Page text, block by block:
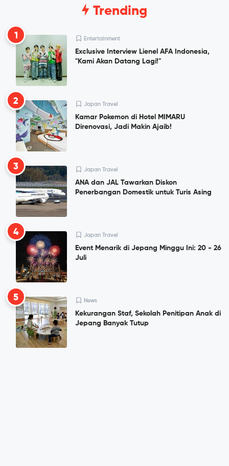
Trending
1 Entertainment
Exclusive Interview Lienel AFA Indonesia,
"Kami Akan Datang Lagi!"
2 Japan Travel
Kamar Pokemon di Hotel MIMARU
Direnovasi, Jadi Makin Ajaib!
3 Japan Travel
ANA dan JAL Tawarkan Diskon
Penerbangan Domestik untuk Turis Asing
4 Japan Travel
Event Menarik di Jepang Minggu Ini: 20 - 26
Juli
5 News
Kekurangan Staf, Sekolah Penitipan Anak di
Jepang Banyak Tutup